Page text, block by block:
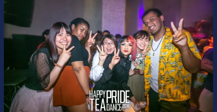
Nothosaur Boy: YUTA
Photographers: Joe / SHUTOBI
Promoter: TOMOKING
Stage Managers: C / SHOWICHIN
Technical Expert: Terako
Visual Designer: dai